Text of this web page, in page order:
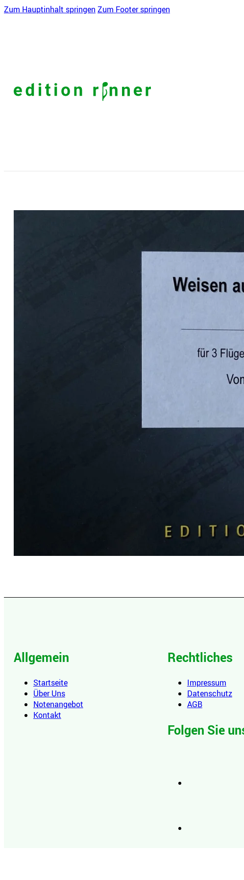
Zum Hauptinhalt springen Zum Footer springen
Allgemein
Startseite
Über Uns
Notenangebot
Kontakt
Rechtliches
Impressum
Datenschutz
AGB
Folgen Sie